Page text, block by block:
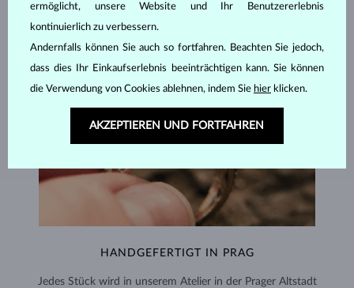
HANDGEFERTIGT IN PRAG
Jedes Stück wird in unserem Atelier in der Prager Altstadt
ermöglicht, unsere Website und Ihr Benutzererlebnis
kontinuierlich zu verbessern.
Andernfalls können Sie auch so fortfahren. Beachten Sie jedoch,
dass dies Ihr Einkaufserlebnis beeinträchtigen kann. Sie können
die Verwendung von Cookies ablehnen, indem Sie hier klicken.
AKZEPTIEREN UND FORTFAHREN